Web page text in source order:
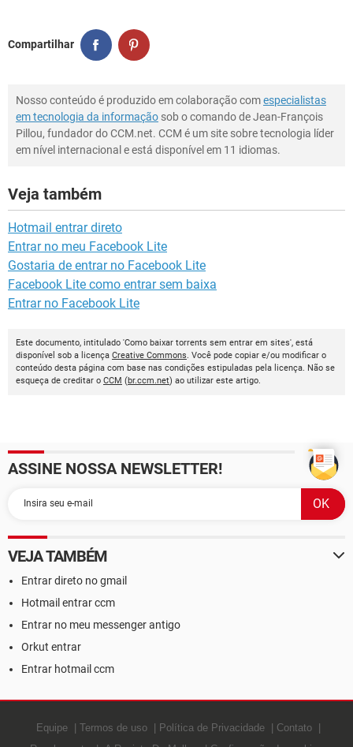
Compartilhar
Nosso conteúdo é produzido em colaboração comespecialistas
em tecnologia da informação sob o comando de Jean-François
Pillou, fundador do CCM.net. CCM é um site sobre tecnologia líder
em nível internacional e está disponível em 11 idiomas.
Veja também
Hotmail entrar direto
Entrar no meu Facebook Lite
Gostaria de entrar no Facebook Lite
Facebook Lite como entrar sem baixa
Entrar no Facebook Lite
Este documento, intitulado 'Como baixar torrents sem entrar em sites', está
disponível sob a licença Creative Commons . Você pode copiar e/ou modificar o
conteúdo desta página com base nas condições estipuladas pela licença. Não se
esqueça de creditar o CCM (br.ccm.net) ao utilizar este artigo.
ASSINE NOSSA NEWSLETTER!
VEJA TAMBÉM
Entrar direto no gmail
Hotmail entrar ccm
Entrar no meu messenger antigo
Orkut entrar
Entrar hotmail ccm
Equipe Termos de uso Política de Privacidade
Contato